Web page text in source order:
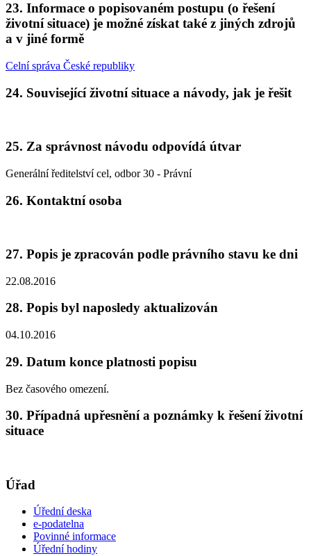
23. Informace o popisovaném postupu (o řešení
životní situace) je možné získat také z jiných zdrojů
a v jiné formě
Celní správa České republiky
24. Související životní situace a návody, jak je řešit
25. Za správnost návodu odpovídá útvar
Generální ředitelství cel, odbor 30 - Právní
26. Kontaktní osoba
27. Popis je zpracován podle právního stavu ke dni
22.08.2016
28. Popis byl naposledy aktualizován
04.10.2016
29. Datum konce platnosti popisu
Bez časového omezení.
30. Případná upřesnění a poznámky k řešení životní
situace
Úřad
Úřední deska
e-podatelna
Povinné informace
Úřední hodiny